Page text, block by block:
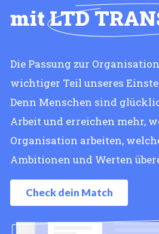
mitLTD
Die Passung zur
wichtiger Teil unseres
Denn Menschen sind
Arbeit und erreichen mehr,
Organisation arbeiten,
Ambitionen und Werten
Check dein Match